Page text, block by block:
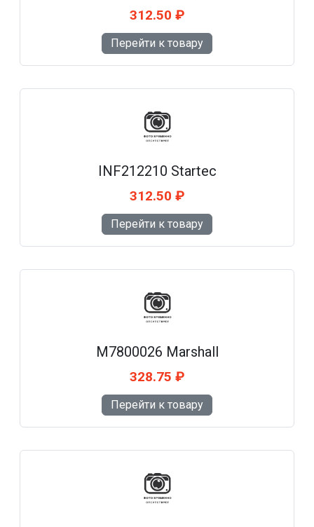
312.50 ₽
Перейти к товару
INF212210 Startec
312.50 ₽
Перейти к товару
M7800026 Marshall
328.75 ₽
Перейти к товару